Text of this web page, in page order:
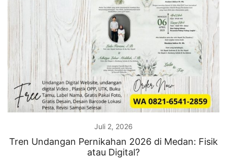
Juli 2, 2026
Tren Undangan Pernikahan 2026 di Medan: Fisik
atau Digital?